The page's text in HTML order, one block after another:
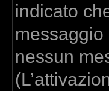
indicato
nessun